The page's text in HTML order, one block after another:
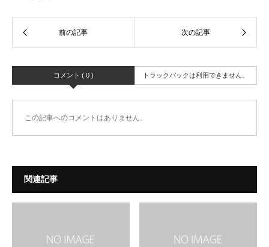
コメント ( 0 ) トラックバックは利用できません。
この記事へのコメントはありません。
関連記事